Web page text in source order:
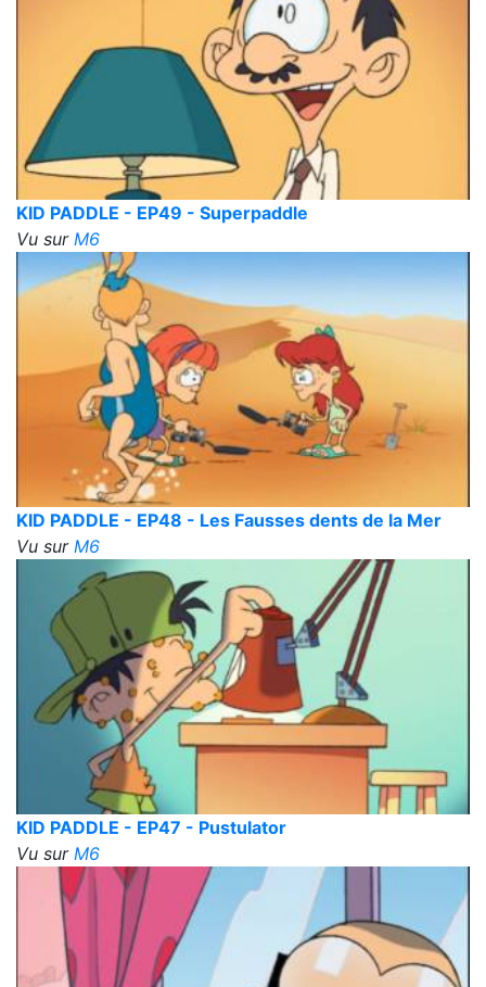
KID PADDLE - EP49 - Superpaddle
Vu sur M6
KID PADDLE - EP48 - Les Fausses dents de la Mer
Vu sur M6
KID PADDLE - EP47 - Pustulator
Vu sur M6